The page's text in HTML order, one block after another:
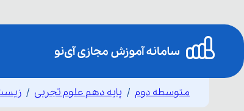
متوسطه دوم پایه دهم علوم تجربی